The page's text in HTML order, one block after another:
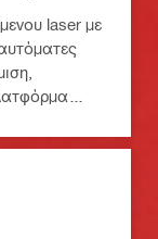
laser με